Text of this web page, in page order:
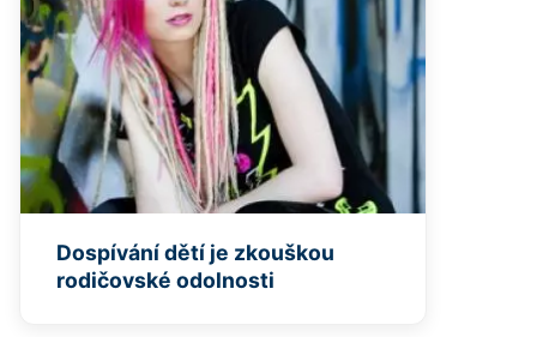
Dospívání dětí je zkouškou
rodičovské odolnosti